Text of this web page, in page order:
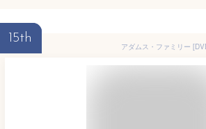
15th
アダムス・ファミリー